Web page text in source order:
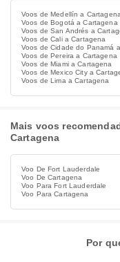
Voos de Medellín a Cartagena
Voos de Bogotá a Cartagena
Voos de San Andrés a
Voos de Cali a Cartagena
Voos de Cidade do Panamá
Voos de Pereira a Cartagena
Voos de Miami a Cartagena
Voos de Mexico City a
Voos de Lima a Cartagena
Mais voos
Cartagena
Voo De Fort Lauderdale
Voo De Cartagena
Voo Para Fort Lauderdale
Voo Para Cartagena
Por